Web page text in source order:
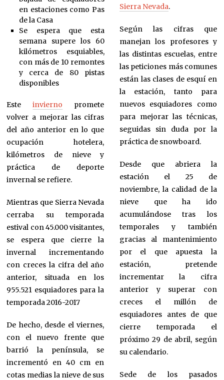
en estaciones como Pas
de la Casa
Se espera que esta
semana supere los 60
kilómetros esquiables,
con más de 10 remontes
y cerca de 80 pistas
disponibles
Esteinvierno promete
volver a mejorar las cifras
del año anterior en lo que
ocupación hotelera,
kilómetros de nieve y
práctica de deporte
invernal se refiere.
Mientras que Sierra Nevada
cerraba su temporada
estival con 45.000 visitantes,
se espera que cierre la
invernal incrementando
con creces la cifra del año
anterior, situada en los
955.521 esquiadores para la
temporada 2016-2017
De hecho, desde el viernes,
con el nuevo frente que
barrió la península, se
incrementó en 40 cm en
cotas medias la nieve de sus
Sierra Nevada.
Según las cifras que
manejan los profesores y
las distintas escuelas, entre
las peticiones más comunes
están las clases de esquí en
la estación, tanto para
nuevos esquiadores como
para mejorar las técnicas,
seguidas sin duda por la
práctica de snowboard.
Desde que abriera la
estación el 25 de
noviembre, la calidad de la
nieve que ha ido
acumulándose tras los
temporales y también
gracias al mantenimiento
por el que apuesta la
estación, pretende
incrementar la cifra
anterior y superar con
creces el millón de
esquiadores antes de que
cierre temporada el
próximo 29 de abril, según
su calendario.
Sede de los pasados